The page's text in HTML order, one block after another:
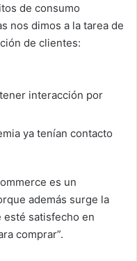
de consumo
nos dimos a la tarea de
de clientes:
interacción por
ya tenían contacto
es un
además surge la
esté satisfecho en
comprar”.